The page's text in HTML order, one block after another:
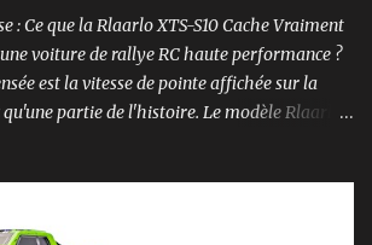
: Ce que la Rlaarlo XTS-S10 Cache Vraiment
voiture de rallye RC haute performance ?
est la vitesse de pointe affichée sur la
qu'une partie de l'histoire. Le modèle Rlaarlo
bien plus qu'un simple bolide. Un Modèle,